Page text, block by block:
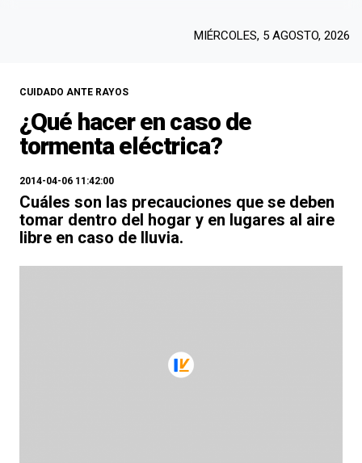
MIÉRCOLES, 5 AGOSTO, 2026
CUIDADO ANTE RAYOS
¿Qué hacer en caso de
tormenta eléctrica?
2014-04-06 11:42:00
Cuáles son las precauciones que se deben
tomar dentro del hogar y en lugares al aire
libre en caso de lluvia.